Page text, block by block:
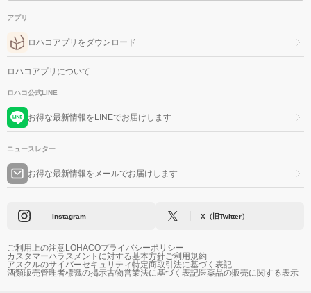
アプリ
ロハコアプリをダウンロード
ロハコアプリについて
ロハコ公式LINE
お得な最新情報をLINEでお届けします
ニュースレター
お得な最新情報をメールでお届けします
Instagram X（旧Twitter）
ご利用上の注意LOHACOプライバシーポリシー
カスタマーハラスメントに対する基本方針ご利用規約
アスクルのサイバーセキュリティ特定商取引法に基づく表記
酒類販売管理者標識の掲示古物営業法に基づく表記医薬品の販売に関する表示